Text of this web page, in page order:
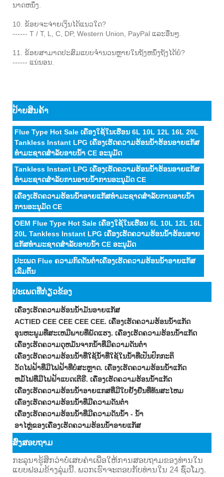
ນາດຫນຶ່ງ.
10. ຂ້ອຍຈະຈ່າຍເງິນໄດ້ແນວໃດ?
------ T / T, L, C, DP, Western Union, PayPal ແລະອື່ນໆ.
11. ຂ້ອຍສາມາດປະສົມແບບຈໍານວນຫຼາຍໃນຖັງຫນຶ່ງຖັງໄດ້ບໍ?
------ ແນ່ນອນ.
ປ້າຍສິນຄ້າ
Flue Type Hot Sale ເຄື່ອງໃຊ້ໃນເຮືອນ 6L 10L 12L 16L 20L
Tankless Instant LPG ເຄື່ອງເຮັດຄວາມຮ້ອນນ້ໍາຮ້ອນອາຍແກັສ
ທໍາມະຊາດສໍາລັບອາບນ້ໍາ CE ອະນຸມັດ
Tankless Instant LPG ເຄື່ອງເຮັດຄວາມຮ້ອນນ້ໍາຮ້ອນອາຍແກັສ
ທໍາມະຊາດສໍາລັບການອາບນ້ໍາການອະນຸມັດ CE
ເຄື່ອງເຮັດຄວາມຮ້ອນນ້ໍາອາຍແກັສທໍາມະຊາດສໍາລັບການອາບນ້ໍາ
ການອະນຸມັດ CE
OEM Flue Type Hot Sale ເຄື່ອງໃຊ້ໃນເຮືອນ 6L 10L 12L 16L
20L Tankless Instant LPG ເຄື່ອງເຮັດຄວາມຮ້ອນນ້ໍາຮ້ອນອາຍ
ແກັສທໍາມະຊາດສໍາລັບອາບນ້ໍາ CE ອະນຸມັດ
ປະເພດ Flue ຄວາມກົດດັນຕ່ໍາເຄື່ອງເຮັດຄວາມຮ້ອນນ້ໍາອາຍແກັສ
ເລີ່ມຕົ້ນ
ປະເພດທີ່ກ່ຽວຂ້ອງ
ເຄື່ອງເຮັດຄວາມຮ້ອນນ້ໍາມັນອາຍແກັສ
ACTIED CEE CEE CEE CEE. ເຄື່ອງເຮັດຄວາມຮ້ອນນ້ໍາແກັດ
ອຸນຫະພູມທີ່ສະເຫມີພາບທີ່ພັດແຮງ. ເຄື່ອງເຮັດຄວາມຮ້ອນນ້ໍາແກັດ
ເຄື່ອງເຮັດຄວາມດຸຫມັ່ນຈາກນ້ໍາທີ່ມີຄວາມດັນຕ່ໍາ
ເຄື່ອງເຮັດຄວາມຮ້ອນນ້ໍາທີ່ໃຊ້ນ້ໍາທີ່ໃຊ້ໃນນ້ໍາທີ່ເປັນປົກກະຕິ
ວັດໄຟຟ້າທີ່ມີໄຟຟ້າທີ່ບໍ່ສະຫຼາດ. ເຄື່ອງເຮັດຄວາມຮ້ອນນ້ໍາແກັດ
ຫມໍ້ໄຟທີ່ມີໄຟຟ້າແບດເຕີຣີ. ເຄື່ອງເຮັດຄວາມຮ້ອນນ້ໍາແກັດ
ເຄື່ອງເຮັດຄວາມຮ້ອນນ້ໍາອາຍແກສທີ່ມີໃບຢັ້ງຢືນທີ່ທັນສະໄຫມ
ເຄື່ອງເຮັດຄວາມຮ້ອນນ້ໍາທີ່ມີຄວາມດັນຕ່ໍາ
ເຄື່ອງເຮັດຄວາມຮ້ອນນ້ໍາທີ່ມີຄວາມດັນນ້ໍາ - ນ້ໍາ
ອາໄຫຼ່ຂອງເຄື່ອງເຮັດຄວາມຮ້ອນນ້ໍາອາຍແກັສ
ສົ່ງສອບຖາມ
ກະລຸນາຮູ້ສຶກວ່າບໍ່ເສຍຄ່າເພື່ອໃຫ້ການສອບຖາມຂອງທ່ານໃນ
ແບບຟອມຂ້າງລຸ່ມນີ້. ພວກເຮົາຈະຕອບກັບທ່ານໃນ 24 ຊົ່ວໂມງ.